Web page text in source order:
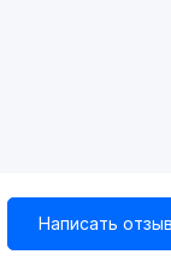
Написать отзыв